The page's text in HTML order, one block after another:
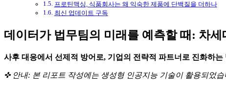
프로틴맥싱, 식품회사는 왜 익숙한 제품에 단백질을 더하나
최신 업데이트 구독
데이터가 법무팀의 미래를 예측할 때: 차세
사후 대응에서 선제적 방어로, 기업의 전략적 파트너로 진화하는
✜ 안내: 본 리포트 작성에는 생성형 인공지능 기술이 활용되었습